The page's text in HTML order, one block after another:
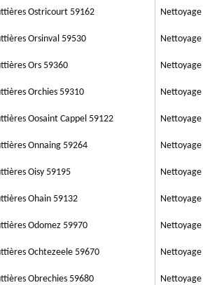
Ostricourt 59162
Orsinval 59530
Ors 59360
Orchies 59310
Oosaint Cappel 59122
Onnaing 59264
Oisy 59195
Ohain 59132
Odomez 59970
Ochtezeele 59670
Obrechies 59680
Nettoyage